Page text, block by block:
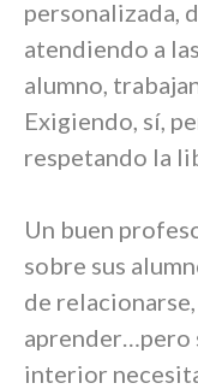
personalizada,
atendiendo a
alumno,
Exigiendo, sí,
respetando la
Un buen
sobre sus
de
aprender…pero
interior